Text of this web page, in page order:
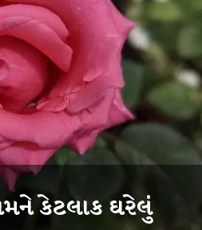
કેટલાક ઘરેલું